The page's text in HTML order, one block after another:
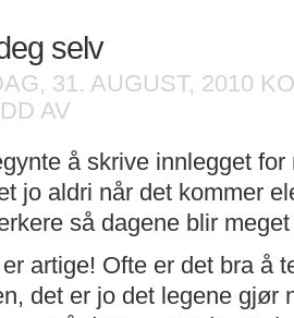
selv
31. AUGUST, 2010
AV
SELV
å skrive innlegget
jo aldri når det kommer
så dagene blir
artige! Ofte er det bra å
det er jo det legene gjør